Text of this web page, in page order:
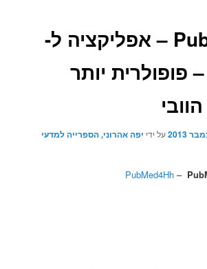
PubMed4Hh – אפליקציה ל-
PubMed – פופולרית יותר
על ידי יפה אהרוני, הספרייה למדעי
PubMed4Hh–